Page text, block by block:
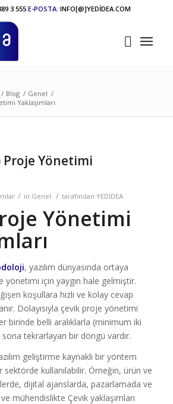
3 555 E-POSTA: INFO[@]YEDİDEA.COM
/ Blog / Genel /
Yaklaşımları
Proje Yönetimi
/ in Genel / tarafından YEDİDEA
Yönetimi
, yazılım dünyasında ortaya
yönetimi için yaygın hale gelmiştir.
koşullara hızlı ve kolay cevap
Dolayısıyla çevik proje yönetimi
birinde belli aralıklarla (minimum iki
tekrarlayan bir döngü vardır.
geliştirme kaynaklı bir yöntem
sektörde kullanılabilir. Örneğin, ürün ve
dijital ajanslarda, pazarlamada ve
mühendislikte Çevik yaklaşımları